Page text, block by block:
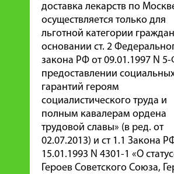
доставка лекарств по
осуществляется только для
льготной категории
основании ст. 2
закона РФ от 09.01.1997 N
предоставлении
гарантий героям
социалистического труда и
полным кавалерам ордена
трудовой славы» (в ред. от
02.07.2013) и ст 1.1 Закона
15.01.1993 N 4301-1 «О
Героев Советского Союза,